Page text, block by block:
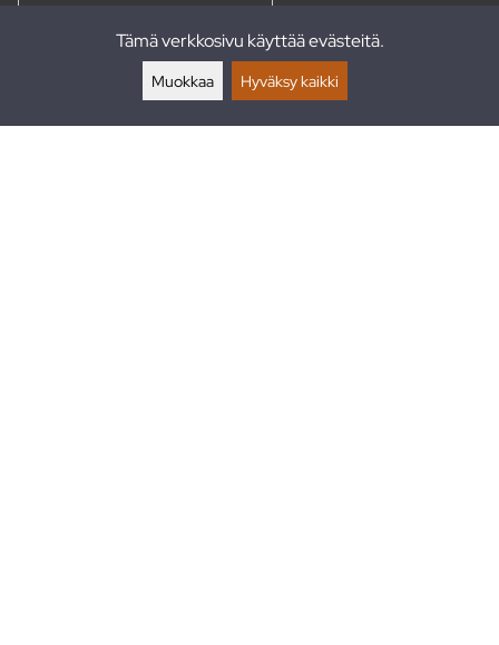
Tämä verkkosivu käyttää evästeitä.
Muokkaa Hyväksy kaikki